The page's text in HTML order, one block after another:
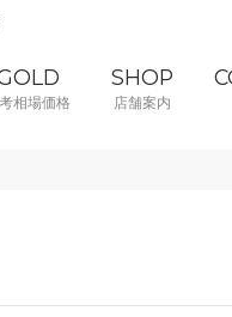
相場価格
SHOP
店舗案内